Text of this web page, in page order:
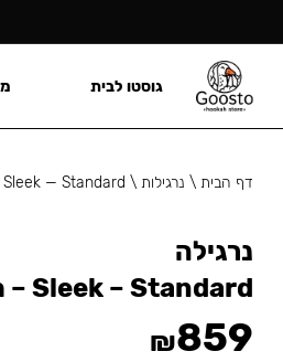
דף הבית\ נרגילות\
— Standard
נרגילה
– Sleek – Standard
₪859
גוסטו לבית